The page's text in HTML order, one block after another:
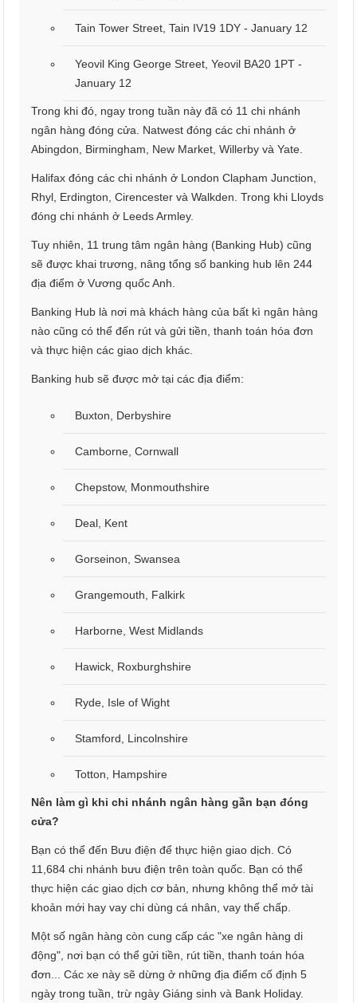
Tain Tower Street, Tain IV19 1DY - January 12
Yeovil King George Street, Yeovil BA20 1PT -
January 12
Trong khi đó, ngay trong tuần này đã có 11 chi nhánh
ngân hàng đóng cửa. Natwest đóng các chi nhánh ở
Abingdon, Birmingham, New Market, Willerby và Yate.
Halifax đóng các chi nhánh ở London Clapham Junction,
Rhyl, Erdington, Cirencester và Walkden. Trong khi Lloyds
đóng chi nhánh ở Leeds Armley.
Tuy nhiên, 11 trung tâm ngân hàng (Banking Hub) cũng
sẽ được khai trương, nâng tổng số banking hub lên 244
địa điểm ở Vương quốc Anh.
Banking Hub là nơi mà khách hàng của bất kì ngân hàng
nào cũng có thể đến rút và gửi tiền, thanh toán hóa đơn
và thực hiện các giao dịch khác.
Banking hub sẽ được mở tại các địa điểm:
Buxton, Derbyshire
Camborne, Cornwall
Chepstow, Monmouthshire
Deal, Kent
Gorseinon, Swansea
Grangemouth, Falkirk
Harborne, West Midlands
Hawick, Roxburghshire
Ryde, Isle of Wight
Stamford, Lincolnshire
Totton, Hampshire
Nên làm gì khi chi nhánh ngân hàng gần bạn đóng
cửa?
Bạn có thể đến Bưu điện để thực hiện giao dịch. Có
11,684 chi nhánh bưu điện trên toàn quốc. Bạn có thể
thực hiện các giao dịch cơ bản, nhưng không thể mở tài
khoản mới hay vay chi dùng cá nhân, vay thế chấp.
Một số ngân hàng còn cung cấp các "xe ngân hàng di
động", nơi bạn có thể gửi tiền, rút tiền, thanh toán hóa
đơn... Các xe này sẽ dừng ở những địa điểm cố định 5
ngày trong tuần, trừ ngày Giáng sinh và Bank Holiday.